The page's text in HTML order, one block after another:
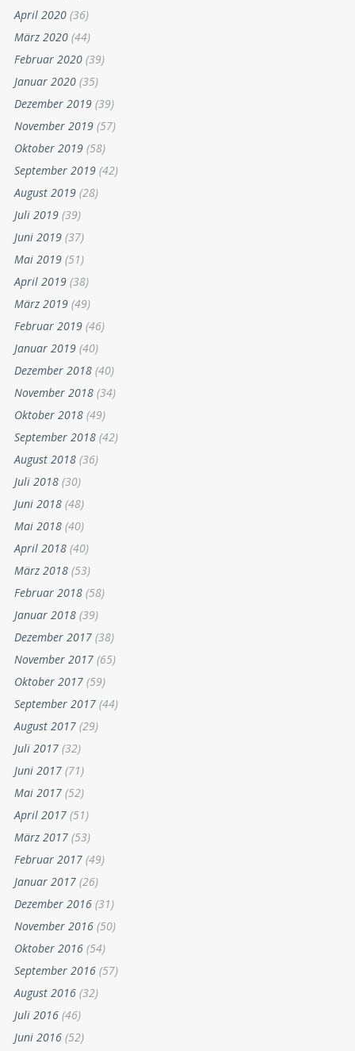
April 2020 (36)
März 2020 (44)
Februar 2020 (39)
Januar 2020 (35)
Dezember 2019 (39)
November 2019 (57)
Oktober 2019 (58)
September 2019 (42)
August 2019 (28)
Juli 2019 (39)
Juni 2019 (37)
Mai 2019 (51)
April 2019 (38)
März 2019 (49)
Februar 2019 (46)
Januar 2019 (40)
Dezember 2018 (40)
November 2018 (34)
Oktober 2018 (49)
September 2018 (42)
August 2018 (36)
Juli 2018 (30)
Juni 2018 (48)
Mai 2018 (40)
April 2018 (40)
März 2018 (53)
Februar 2018 (58)
Januar 2018 (39)
Dezember 2017 (38)
November 2017 (65)
Oktober 2017 (59)
September 2017 (44)
August 2017 (29)
Juli 2017 (32)
Juni 2017 (71)
Mai 2017 (52)
April 2017 (51)
März 2017 (53)
Februar 2017 (49)
Januar 2017 (26)
Dezember 2016 (31)
November 2016 (50)
Oktober 2016 (54)
September 2016 (57)
August 2016 (32)
Juli 2016 (46)
Juni 2016 (52)